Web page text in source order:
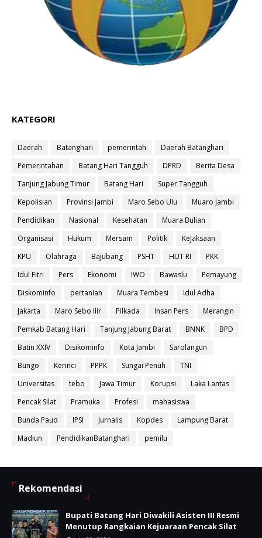
KATEGORI
Daerah Batanghari pemerintah
Daerah Batanghari
Pemerintahan
Batang Hari Tangguh DPRD
Berita Desa
Tanjung Jabung Timur
Batang Hari
Super Tangguh
Kepolisian
Provinsi Jambi Maro Sebo Ulu
Muaro Jambi
Pendidikan
Nasional Kesehatan
Muara Bulian
Organisasi
Hukum Mersam Politik
Kejaksaan
KPU
Olahraga Bajubang PSHT HUT RI
PKK
Idul Fitri
Pers Ekonomi IWO Bawaslu
Pemayung
Diskominfo
pertanian Muara Tembesi
Idul Adha
Jakarta
Maro Sebo Ilir Pilkada Insan Pers
Merangin
Pemkab Batang Hari
Tanjung Jabung Barat BNNK
BPD
Batin XXIV
Disikominfo Kota Jambi
Sarolangun
Bungo
Kerinci PPPK Sungai Penuh
TNI
Universitas
tebo Jawa Timur Korupsi
Laka Lantas
Pencak Silat
Pramuka Profesi
mahasiswa
Bunda Paud
IPSI Jurnalis Kopdes
Lampung Barat
Madiun
PendidikanBatanghari pemilu
Rekomendasi
Bupati Batang Hari Diwakili Asisten III Resmi
Menutup Rangkaian Kejuaraan Pencak Silat